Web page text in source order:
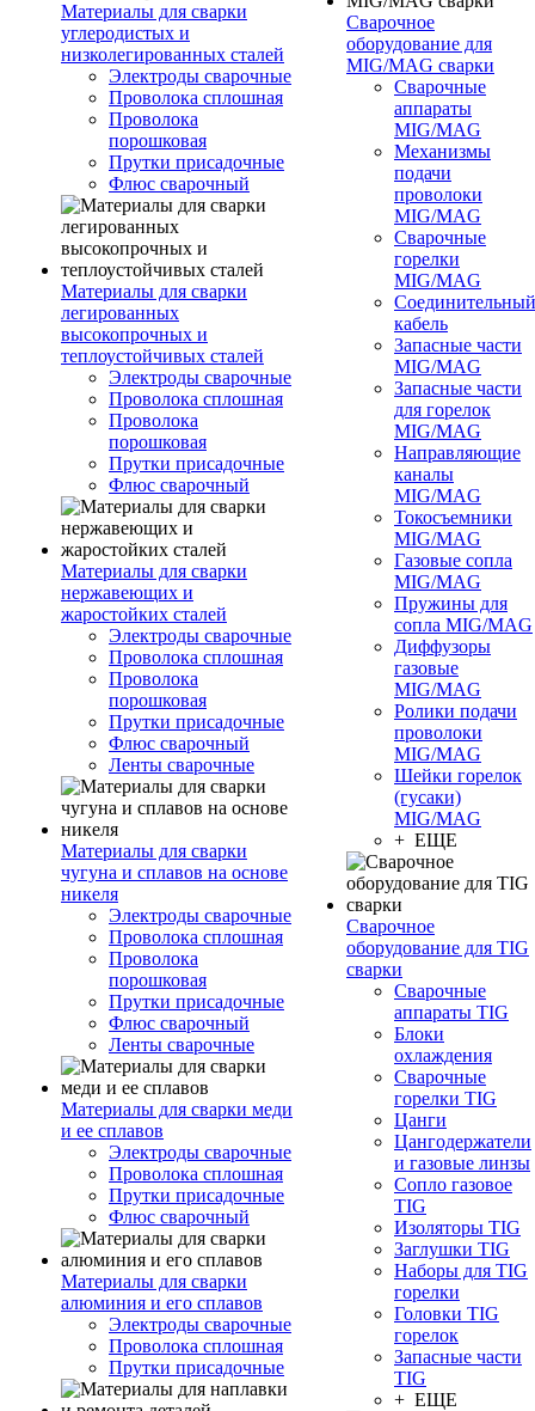
Материалы для сварки
углеродистых и
низколегированных сталей
Электроды сварочные
Проволока сплошная
Проволока
порошковая
Прутки присадочные
Флюс сварочный
Материалы для сварки
легированных
высокопрочных и
теплоустойчивых сталей
Электроды сварочные
Проволока сплошная
Проволока
порошковая
Прутки присадочные
Флюс сварочный
Материалы для сварки
нержавеющих и
жаростойких сталей
Электроды сварочные
Проволока сплошная
Проволока
порошковая
Прутки присадочные
Флюс сварочный
Ленты сварочные
Материалы для сварки
чугуна и сплавов на основе
никеля
Электроды сварочные
Проволока сплошная
Проволока
порошковая
Прутки присадочные
Флюс сварочный
Ленты сварочные
Материалы для сварки меди
и ее сплавов
Электроды сварочные
Проволока сплошная
Прутки присадочные
Флюс сварочный
Материалы для сварки
алюминия и его сплавов
Электроды сварочные
Проволока сплошная
Прутки присадочные
Сварочное
оборудование для
MIG/MAG сварки
Сварочные
аппараты
MIG/MAG
Механизмы
подачи
проволоки
MIG/MAG
Сварочные
горелки
MIG/MAG
Соединительный
кабель
Запасные части
MIG/MAG
Запасные части
для горелок
MIG/MAG
Направляющие
каналы
MIG/MAG
Токосъемники
MIG/MAG
Газовые сопла
MIG/MAG
Пружины для
сопла MIG/MAG
Диффузоры
газовые
MIG/MAG
Ролики подачи
проволоки
MIG/MAG
Шейки горелок
(гусаки)
MIG/MAG
+ ЕЩЕ
Сварочное
оборудование для TIG
сварки
Сварочные
аппараты TIG
Блоки
охлаждения
Сварочные
горелки TIG
Цанги
Цангодержатели
и газовые линзы
Сопло газовое
TIG
Изоляторы TIG
Заглушки TIG
Наборы для TIG
горелки
Головки TIG
горелок
Запасные части
TIG
+ ЕЩЕ